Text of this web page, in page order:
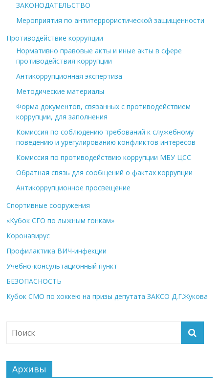
ЗАКОНОДАТЕЛЬСТВО
Мероприятия по антитеррористической защищенности
Противодействие коррупции
Нормативно правовые акты и иные акты в сфере
противодействия коррупции
Антикоррупционная экспертиза
Методические материалы
Форма документов, связанных с противодействием
коррупции, для заполнения
Комиссия по соблюдению требований к служебному
поведению и урегулированию конфликтов интересов
Комиссия по противодействию коррупции МБУ ЦСС
Обратная связь для сообщений о фактах коррупции
Антикоррупционное просвещение
Спортивные сооружения
«Кубок СГО по лыжным гонкам»
Коронавирус
Профилактика ВИЧ-инфекции
Учебно-консультационный пункт
БЕЗОПАСНОСТЬ
Кубок СМО по хоккею на призы депутата ЗАКСО Д.Г.Жукова
Архивы